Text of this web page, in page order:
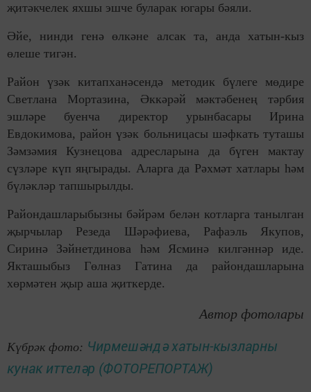
җитәкчелек яхшы эшче буларак югары бәяли.
Әйе, нинди генә өлкәне алсак та, анда хатын-кыз
өлеше тигән.
Район үзәк китапханәсендә методик бүлеге мөдире
Светлана Мортазина, Әккәрәй мәктәбенең тәрбия
эшләре буенча директор урынбасары Ирина
Евдокимова, район үзәк больницасы шәфкать туташы
Зәмзәмия Кузнецова адресларына да бүген мактау
сүзләре күп яңгырады. Аларга да Рәхмәт хатлары һәм
бүләкләр тапшырылды.
Райондашларыбызны бәйрәм белән котларга танылган
җырчылар Резеда Шәрәфиева, Рафаэль Якупов,
Сиринә Зәйнетдинова һәм Ясминә килгәннәр иде.
Якташыбыз Гөлназ Гатина да райондашларына
хөрмәтен җыр аша җиткерде.
Автор фотолары
Күбрәк фото: Чирмешәндә хатын-кызларны
кунак иттеләр (ФОТОРЕПОРТАЖ)